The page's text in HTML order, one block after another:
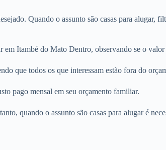
Quando o assunto são casas para alugar,
em Itambé do Mato Dentro, observando se o
que todos os que interessam estão fora do
pago mensal em seu orçamento familiar.
quando o assunto são casas para alugar é